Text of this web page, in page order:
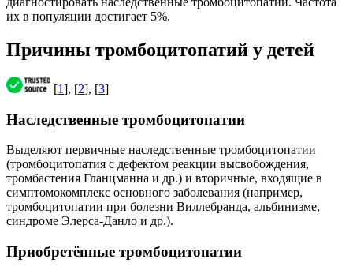
их в популяции достигает 5%.
Причины тромбоцитопатий у детей
[1], [2], [3]
Наследственные тромбоцитопатии
Выделяют первичные наследственные тромбоцитопатии
(тромбоцитопатия с дефектом реакции высвобождения,
тромбастения Гланцманна и др.) и вторичные, входящие в
симптомокомплекс основного заболевания (например,
тромбоцитопатии при болезни Виллебранда, альбинизме,
синдроме Элерса-Данло и др.).
Приобретённые тромбоцитопатии